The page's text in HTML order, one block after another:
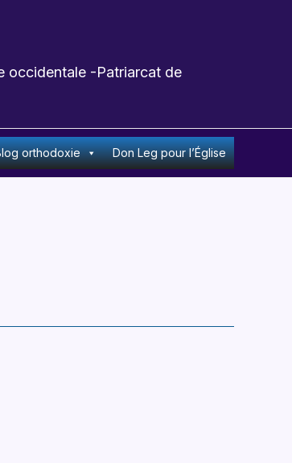
occidentale -Patriarcat de
orthodoxie Don Leg pour l’Église